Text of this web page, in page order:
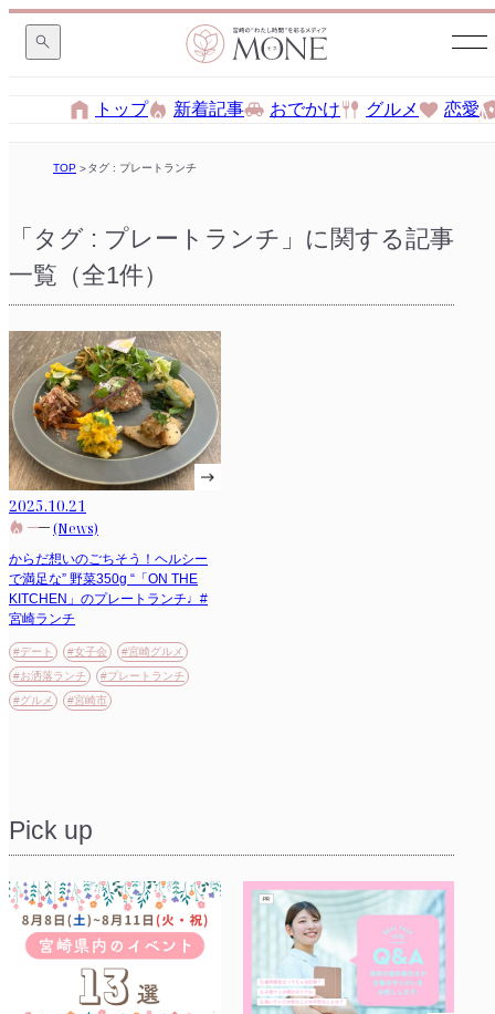
トップ 新着記事 おでかけ グルメ 恋愛
TOP タグ : プレートランチ
「タグ : プレートランチ」に関する記事
一覧（全1件）
2025.10.21
(News)
からだ想いのごちそう！ヘルシー
で満足な” 野菜350g “「ON THE
KITCHEN」のプレートランチ♩#
宮崎ランチ
#デート #女子会
#宮崎グルメ
#お洒落ランチ
#プレートランチ
#グルメ
#宮崎市
Pick up